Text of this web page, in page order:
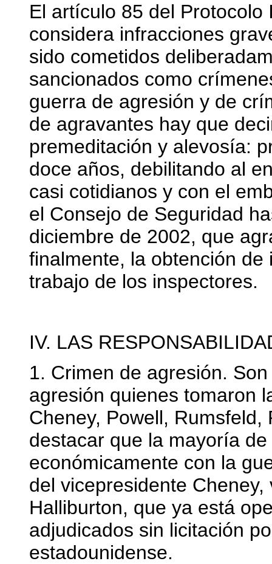
El artículo 85 del
considera infracciones
sido cometidos
sancionados como
guerra de agresión y de
de agravantes hay que
premeditación y alevosía:
doce años, debilitando al
casi cotidianos y con el
el Consejo de Seguridad
diciembre de 2002, que
finalmente, la obtención
trabajo de los inspectores.
IV. LAS
1. Crimen de agresión.
agresión quienes tomaron
Cheney, Powell, Rumsfeld,
destacar que la mayoría
económicamente con la
del vicepresidente
Halliburton, que ya está
adjudicados sin licitación
estadounidense.